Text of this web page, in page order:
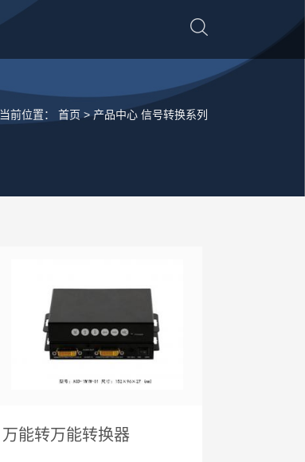
当前位置： 首页 > 产品中心 信号转换系列
万能转万能转换器